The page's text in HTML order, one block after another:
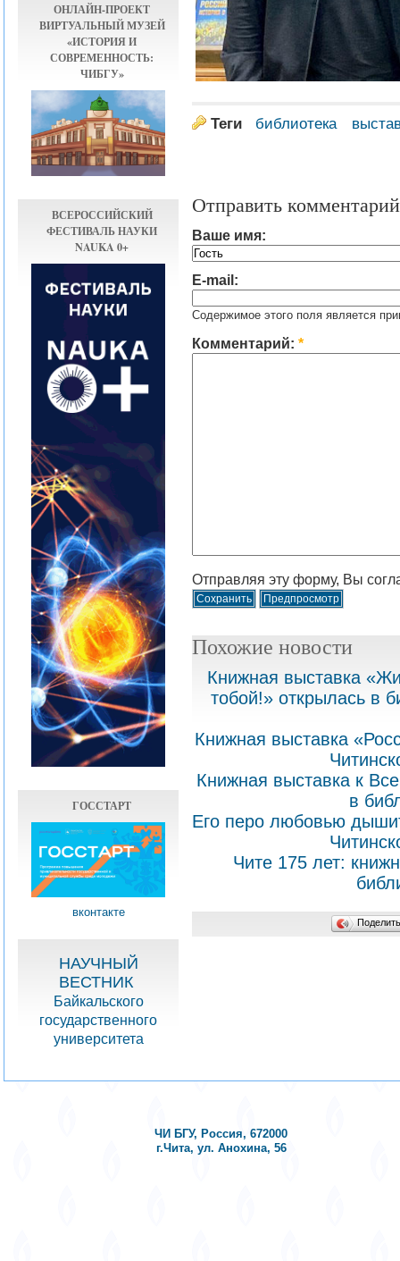
ОНЛАЙН-ПРОЕКТ
ВИРТУАЛЬНЫЙ МУЗЕЙ
«ИСТОРИЯ И
СОВРЕМЕННОСТЬ:
ЧИБГУ»
ВСЕРОССИЙСКИЙ
ФЕСТИВАЛЬ НАУКИ
NAUKA 0+
ГОССТАРТ
вконтакте
НАУЧНЫЙ
ВЕСТНИК
Байкальского
государственного
университета
Теги библиотека
Отправить комментарий
Ваше имя:
E-mail:
Содержимое этого поля является
Комментарий: *
Отправляя эту форму, Вы
Похожие новости
Книжная выставка
тобой!» открылась в
Книжная выставка
Книжная выставка к
в
Его перо любовью
Чите 175 лет:
ЧИ БГУ, Россия, 672000
г.Чита, ул. Анохина, 56